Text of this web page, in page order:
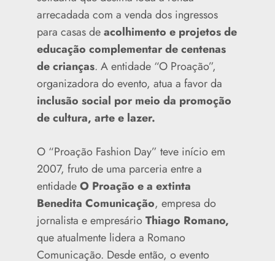
arrecadada com a venda dos ingressos
para casas deacolhimento e projetos de
educação complementar de centenas
de crianças. A entidade “O Proação”,
organizadora do evento, atua a favor da
inclusão social por meio da promoção
de cultura, arte e lazer.
O “Proação Fashion Day” teve início em
2007, fruto de uma parceria entre a
entidadeO Proação e a extinta
Benedita Comunicação, empresa do
jornalista e empresárioThiago Romano,
que atualmente lidera a Romano
Comunicação. Desde então, o evento